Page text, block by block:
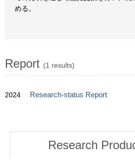
める。
Report (1 results)
2024 Research-status Report
Research